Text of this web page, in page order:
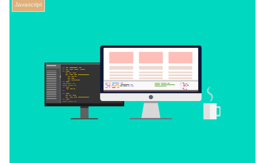
Javascript